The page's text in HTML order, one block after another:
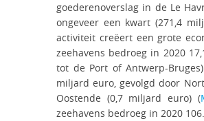
goederenoverslag in de Le
ongeveer een kwart (271,4
activiteit creëert een grote
zeehavens bedroeg in 2020
tot de Port of Antwerp-
miljard euro, gevolgd door
Oostende (0,7 miljard euro) (
zeehavens bedroeg in 2020